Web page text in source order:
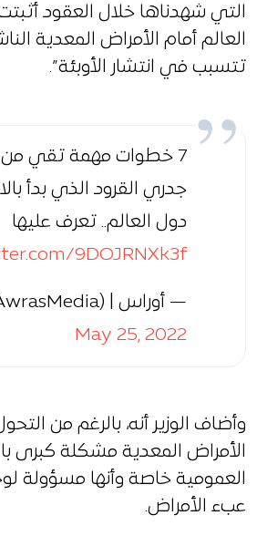
التي شهدناها خلال العقود
العالم أمام الأمراض المعدية
تتسبب في انتشار الأوبئة”.
7 خطوات مهمة تقي
جدري القرود الذي بدأ
دول العالم.. تعرف عليها
9DOJRNXk3f
— أوراس | Awras (@AwrasMedia)
May 25, 2022
وأضاف الوزير أنه، بالرغم من
الأمراض المعدية مشكلة كبرى
عبء الأمراض.